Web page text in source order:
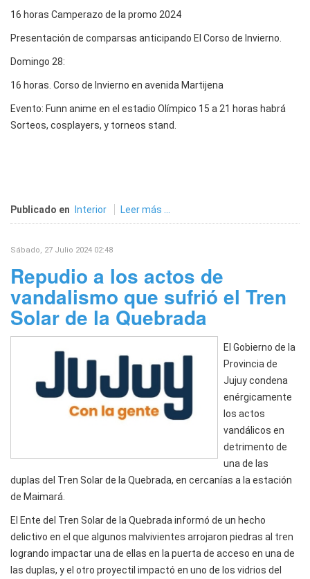
16 horas Camperazo de la promo 2024
Presentación de comparsas anticipando El Corso de Invierno.
Domingo 28:
16 horas. Corso de Invierno en avenida Martijena
Evento: Funn anime en el estadio Olímpico 15 a 21 horas habrá
Sorteos, cosplayers, y torneos stand.
Publicado en Interior Leer más ...
Sábado, 27 Julio 2024 02:48
Repudio a los actos de
vandalismo que sufrió el Tren
Solar de la Quebrada
El Gobierno de la
Provincia de
Jujuy condena
enérgicamente
los actos
vandálicos en
detrimento de
una de las
duplas del Tren Solar de la Quebrada, en cercanías a la estación
de Maimará.
El Ente del Tren Solar de la Quebrada informó de un hecho
delictivo en el que algunos malvivientes arrojaron piedras al tren
logrando impactar una de ellas en la puerta de acceso en una de
las duplas, y el otro proyectil impactó en uno de los vidrios del